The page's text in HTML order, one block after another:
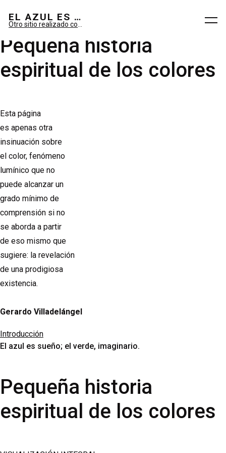
EL AZUL ES SUEÑO; EL VERDE ES IMAGINARIO
Pequeña historia
espiritual de los colores
Esta página
es apenas otra
insinuación sobre
el color, fenómeno
lumínico que no
puede alcanzar un
grado mínimo de
comprensión si no
se aborda a partir
de eso mismo que
sugiere: la revelación
de una prodigiosa
existencia.
Gerardo Villadelángel
Introducción
El azul es sueño; el verde, imaginario.
Pequeña historia
espiritual de los colores